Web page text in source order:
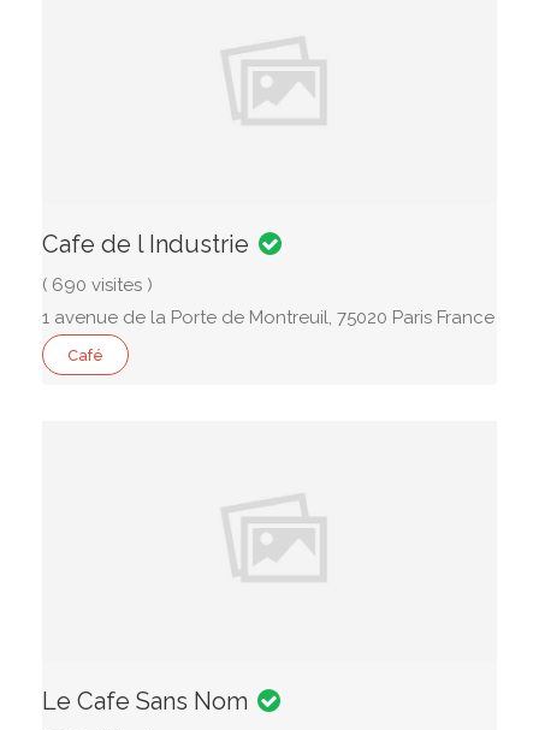
Cafe de l Industrie
( 690 visites )
1 avenue de la Porte de Montreuil, 75020 Paris France
Café
Le Cafe Sans Nom